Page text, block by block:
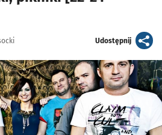
Udostępnijartykuł